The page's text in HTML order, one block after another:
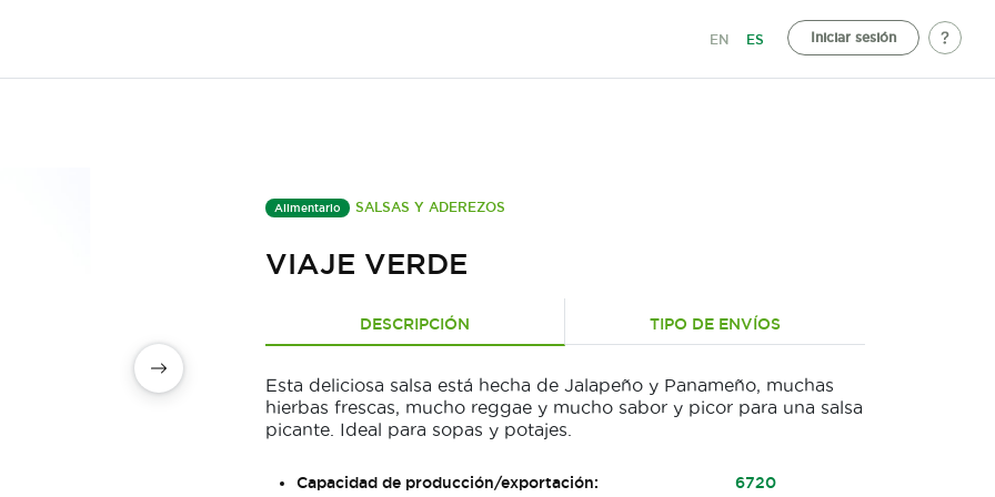
EN ES Iniciar sesión
Alimentario SALSAS Y ADEREZOS
VIAJE VERDE
DESCRIPCIÓN TIPO DE ENVÍOS
Esta deliciosa salsa está hecha de Jalapeño y Panameño, muchas
hierbas frescas, mucho reggae y mucho sabor y picor para una salsa
picante. Ideal para sopas y potajes.
Capacidad de producción/exportación:
6720